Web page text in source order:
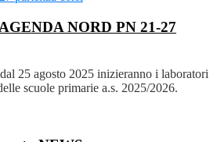
NORD PN 21-27
25 agosto 2025 inizieranno i laboratori
scuole primarie a.s. 2025/2026.